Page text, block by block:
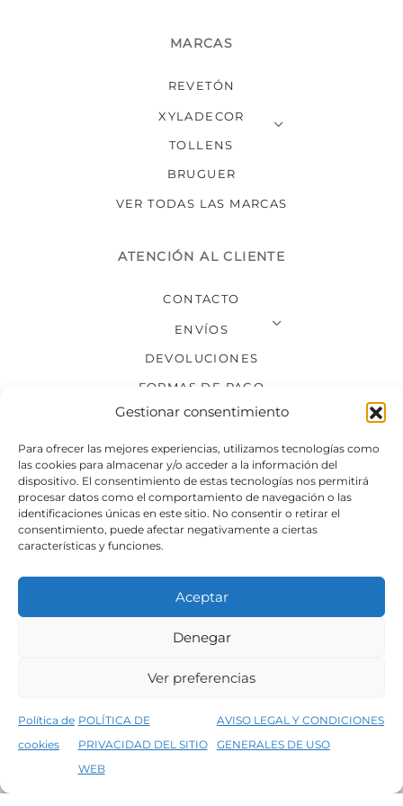
Gestionar consentimiento
Para ofrecer las mejores experiencias, utilizamos tecnologías como
las cookies para almacenar y/o acceder a la información del
dispositivo. El consentimiento de estas tecnologías nos permitirá
procesar datos como el comportamiento de navegación o las
identificaciones únicas en este sitio. No consentir o retirar el
consentimiento, puede afectar negativamente a ciertas
características y funciones.
Aceptar
Denegar
Ver preferencias
Política de
cookies
POLÍTICA DE
PRIVACIDAD DEL SITIO
WEB
AVISO LEGAL Y CONDICIONES
GENERALES DE USO
5% de descuento en tu primera compra, utiliza el código PRIMERACOMPRA
MARCAS
REVETÓN
XYLADECOR
TOLLENS
BRUGUER
VER TODAS LAS MARCAS
ATENCIÓN AL CLIENTE
CONTACTO
ENVÍOS
DEVOLUCIONES
FORMAS DE PAGO
SÍGUENOS
Condiciones generales de venta
Política de privacidad del sitio web
©2026 Decopintur- todos los derechos